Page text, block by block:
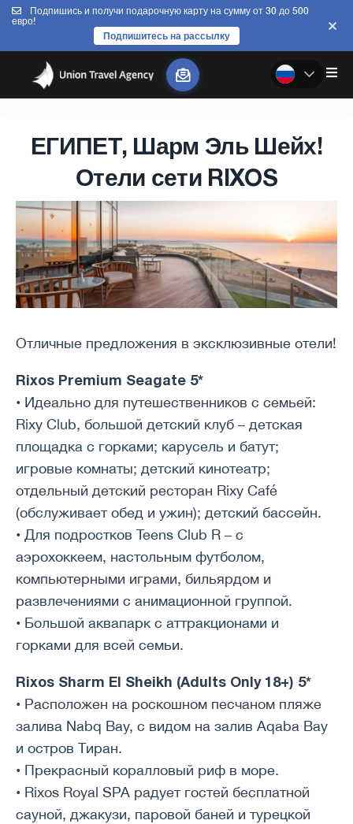
Подпишись и получи подарочную карту на сумму от 30 до 500
евро!
Подпишитесь на рассылку
ЕГИПЕТ, Шарм Эль Шейх!
Отели сети RIXOS
Отличные предложения в эксклюзивные отели!
Rixos Premium Seagate 5*
• Идеально для путешественников с семьей:
Rixy Club, большой детский клуб – детская
площадка с горками; карусель и батут;
игровые комнаты; детский кинотеатр;
отдельный детский ресторан Rixy Café
(обслуживает обед и ужин); детский бассейн.
• Для подростков Teens Club R – с
аэрохоккеем, настольным футболом,
компьютерными играми, бильярдом и
развлечениями с анимационной группой.
• Большой аквапарк с аттракционами и
горками для всей семьи.
Rixos Sharm El Sheikh (Adults Only 18+) 5*
• Расположен на роскошном песчаном пляже
залива Nabq Bay, с видом на залив Aqaba Bay
и остров Тиран.
• Прекрасный коралловый риф в море.
• Rixos Royal SPA радует гостей бесплатной
сауной, джакузи, паровой баней и турецкой